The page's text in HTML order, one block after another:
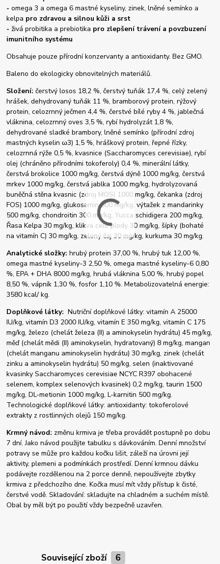
-omega 3 a omega 6 mastné kyseliny, zinek, lněné semínko a
kelpa pro zdravou a silnou kůži a srst
-živá probitika a prebiotika pro zlepšení trávení a povzbuzení
imunitního systému
Obsahuje pouze přírodní konzervanty a antioxidanty. Bez GMO.
Baleno do ekologicky obnovitelných materiálů.
Složení: čerstvý losos 18,2 %, čerstvý tuňák 17,4 %, celý zelený
hrášek, dehydrovaný tuňák 11 %, bramborový protein, rýžový
protein, celozrnný ječmen 4,4 %, čerstvé bílé ryby 4 %, jablečná
vláknina, celozrnný oves 3,5 %, rybí hydrolyzát 1,8 %,
dehydrované sladké brambory, lněné semínko (přírodní zdroj
mastných kyselin ω3) 1,5 %, hráškový protein, řepné řízky,
celozrnná rýže 0,5 %, kvasnice (Saccharomyces cerevisiae), rybí
olej (chráněno přírodními tokoferoly) 0,4 %, minerální látky,
čerstvá brokolice 1000 mg/kg, čerstvá dýně 1000 mg/kg, čerstvá
mrkev 1000 mg/kg, čerstvá jablka 1000 mg/kg, hydrolyzovaná
buněčná stěna kvasnic (zdroj MOS) 1000 mg/kg, čekanka (zdroj
FOS) 1000 mg/kg, glukosamin 500 mg/kg, výtažek z mandarinky
500 mg/kg, chondroitin 300 mg/kg, Yucca schidigera 200 mg/kg,
Řasa Kelpa 30 mg/kg, klikva celé plody 30 mg/kg, šípky (bohaté
na vitamín C) 30 mg/kg, zelený čaj 30 mg/kg, kurkuma 30 mg/kg.
Analytické složky: hrubý protein 37,00 %, hrubý tuk 12,00 %,
omega mastné kyseliny-3 2,50 %, omega mastné kyseliny-6 0,80
%, EPA + DHA 8000 mg/kg, hrubá vláknina 5,00 %, hrubý popel
8,50 %, vápník 1,30 %, fosfor 1,10 %. Metabolizovatelná energie:
3580 kcal/ kg.
Doplňkové látky:Nutriční doplňkové látky: vitamín A 25000
IU/kg, vitamín D3 2000 IU/kg, vitamín E 350 mg/kg, vitamín C 175
mg/kg, železo (chelát železa (II) a aminokyselin hydrátu) 45 mg/kg,
měď (chelát mědi (II) aminokyselin, hydratovaný) 8 mg/kg, mangan
(chelát manganu aminokyselin hydrátu) 30 mg/kg, zinek (chelát
zinku a aminokyselin hydrátu) 50 mg/kg, selen (inaktivované
kvasinky Saccharomyces cerevisiae NCYC R397 obohacené
selenem, komplex selenových kvasinek) 0,2 mg/kg, taurin 1500
mg/kg, DL-metionin 1000 mg/kg, L-karnitin 500 mg/kg.
Technologické doplňkové látky: antioxidanty: tokoferolové
extrakty z rostlinných olejů 150 mg/kg.
Krmný návod: změnu krmiva je třeba provádět postupně po dobu
7 dní. Jako návod použijte tabulku s dávkováním. Denní množství
potravy se může pro každou kočku lišit, záleží na úrovni její
aktivity, plemeni a podmínkách prostředí. Denní krmnou dávku
podávejte rozdělenou na 2 porce denně, nepoužívejte zbytky
krmiva z předchozího dne. Kočka musí mít vždy přístup k čisté,
čerstvé vodě. Skladování: skladujte na chladném a suchém místě.
Obal by měl být po použití vždy bezpečně uzavřen.
Související zboží 6